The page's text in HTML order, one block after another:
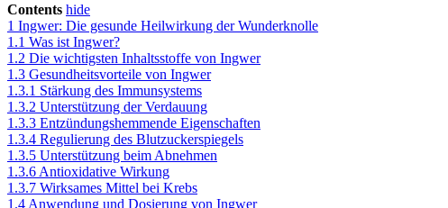
Contents hide
1 Ingwer: Die gesunde Heilwirkung der Wunderknolle
1.1 Was ist Ingwer?
1.2 Die wichtigsten Inhaltsstoffe von Ingwer
1.3 Gesundheitsvorteile von Ingwer
1.3.1 Stärkung des Immunsystems
1.3.2 Unterstützung der Verdauung
1.3.3 Entzündungshemmende Eigenschaften
1.3.4 Regulierung des Blutzuckerspiegels
1.3.5 Unterstützung beim Abnehmen
1.3.6 Antioxidative Wirkung
1.3.7 Wirksames Mittel bei Krebs
1.4 Anwendung und Dosierung von Ingwer